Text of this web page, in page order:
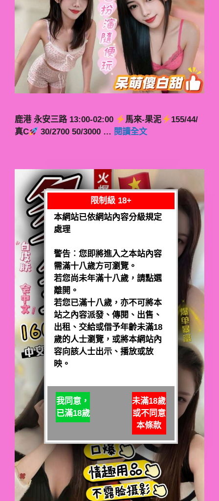
鹿港 永安三路 13:00-02:00 馬來-果泥
155/44/
真C
30/2700 50/3000 … 閱讀全文
限制級 18+
本網站已依網站內容分級規定
處理
警告︰您即將進入之本站內容
需滿十八歲方可瀏覽。
若您尚未年滿十八歲，請點選
離開。
若您已滿十八歲，亦不可將本
站之內容派發、傳閱、出售、
出租、交給或借予年齡未滿18
歲的人士瀏覽，或將本網站內
容向該人士出示、播放或放
映。
我同意，
已滿18歲
未滿18歲
或不同意
本條款